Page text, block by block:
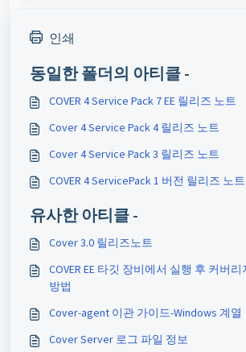
인쇄
동일한 폴더의 아티클 -
COVER 4 Service Pack 7 EE 릴리즈 노트
Cover 4 Service Pack 4 릴리즈 노트
Cover 4 Service Pack 3 릴리즈 노트
COVER 4 ServicePack 1 버전 릴리즈 노트
유사한 아티클 -
Cover 3.0 릴리즈노트
COVER EE 타깃 장비에서 실행 후 커버
방법
Cover-agent 이관 가이드-Windows 계열
Cover Server 로그 파일 정보